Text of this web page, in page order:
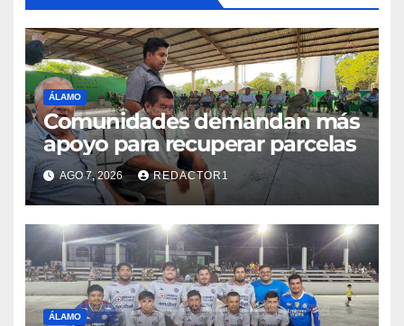
ÁLAMO
Comunidades demandan más
apoyo para recuperar parcelas
AGO 7, 2026 REDACTOR1
ÁLAMO